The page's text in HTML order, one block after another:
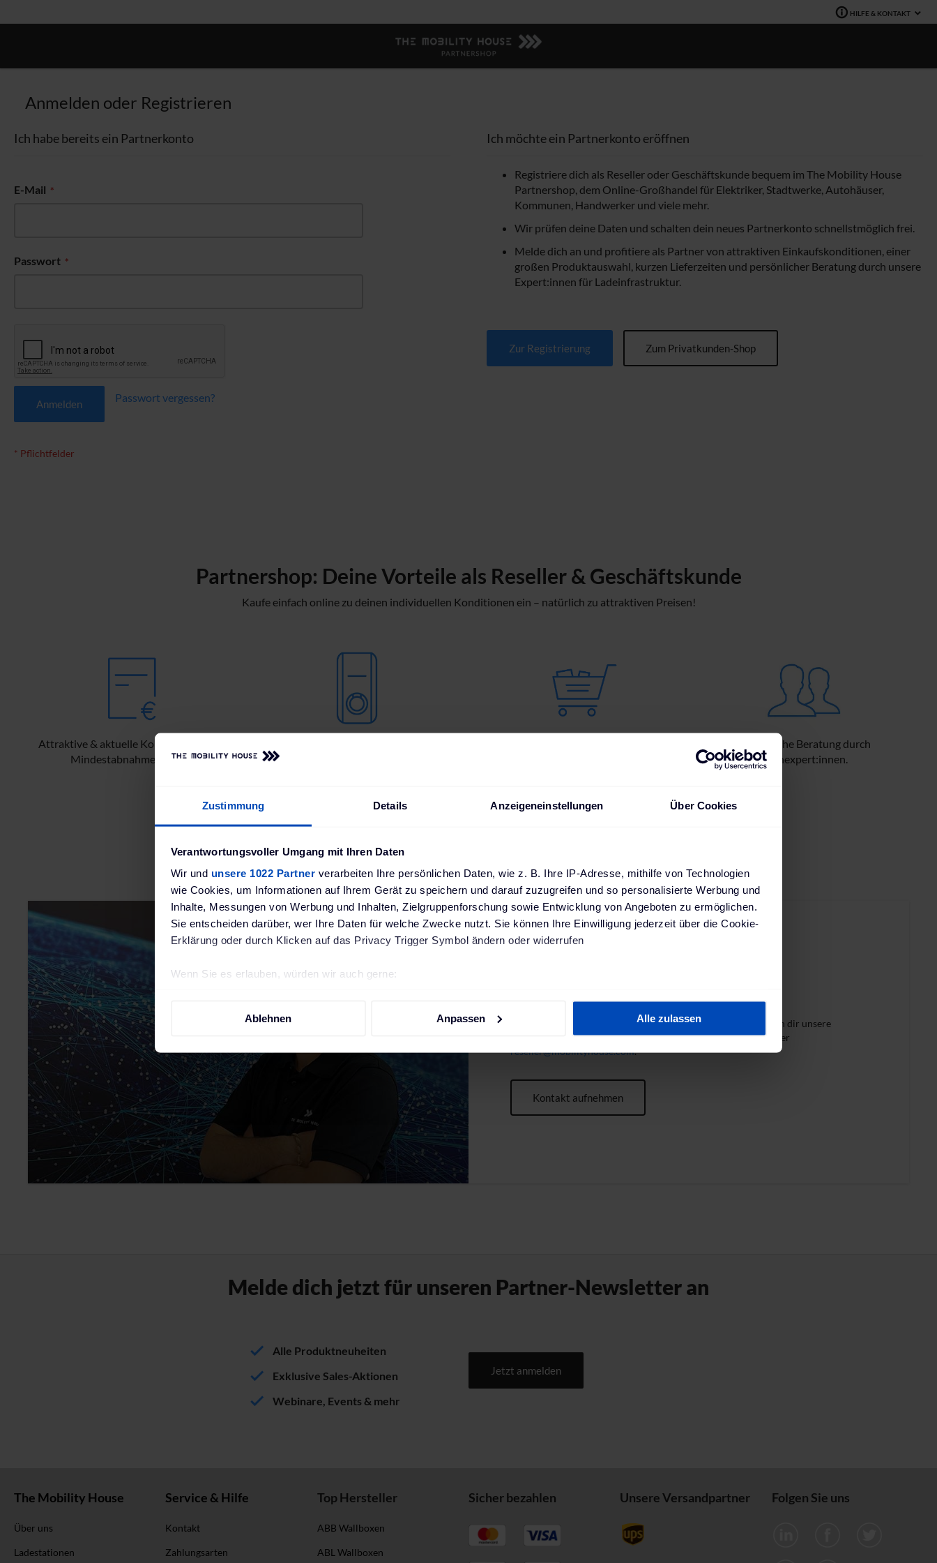
Zustimmung Details Anzeigeneinstellungen Über Cookies
Verantwortungsvoller Umgang mit Ihren Daten
Wir und unsere 1022 Partner verarbeiten Ihre persönlichen Daten, wie z. B. Ihre IP-Adresse, mithilfe von Technologien
wie Cookies, um Informationen auf Ihrem Gerät zu speichern und darauf zuzugreifen und so personalisierte Werbung und
Inhalte, Messungen von Werbung und Inhalten, Zielgruppenforschung sowie Entwicklung von Angeboten zu ermöglichen.
Sie entscheiden darüber, wer Ihre Daten für welche Zwecke nutzt. Sie können Ihre Einwilligung jederzeit über die Cookie-
Erklärung oder durch Klicken auf das Privacy Trigger Symbol ändern oder widerrufen
Wenn Sie es erlauben, würden wir auch gerne:
Wir verwenden Cookies, um Inhalte und Anzeigen zu personalisieren, Funktionen für soziale Medien anbieten zu können
und die Zugriffe auf unsere Website zu analysieren. Außerdem geben wir Informationen zu Ihrer Verwendung unserer
Website an unsere Partner für soziale Medien, Werbung und Analysen weiter. Unsere Partner führen diese Informationen
möglicherweise mit weiteren Daten zusammen, die du ihnen bereitgestellt hast oder die sie im Rahmen deiner Nutzung
der Dienste gesammelt haben. Weitere Informationen findest du in unserer
Impressum
Ablehnen Anpassen Alle zulassen
HILFE & KONTAKT
Anmelden oder Registrieren
Ich habe bereits ein Partnerkonto
E-Mail
Passwort
Anmelden Passwort vergessen?
Ich möchte ein Partnerkonto eröffnen
Registriere dich als Reseller oder Geschäftskunde bequem im The Mobility House
Partnershop, dem Online-Großhandel für Elektriker, Stadtwerke, Autohäuser,
Kommunen, Handwerker und viele mehr.
Wir prüfen deine Daten und schalten dein neues Partnerkonto schnellstmöglich frei.
Melde dich an und profitiere als Partner von attraktiven Einkaufskonditionen, einer
großen Produktauswahl, kurzen Lieferzeiten und persönlicher Beratung durch unsere
Expert:innen für Ladeinfrastruktur.
Zur Registrierung Zum Privatkunden-Shop
Partnershop: Deine Vorteile als Reseller & Geschäftskunde
Kaufe einfach online zu deinen individuellen Konditionen ein – natürlich zu attraktiven Preisen!
Attraktive & aktuelle Konditionen ohne
Mindestabnahmemengen.
Persönliche Beratung durch
Fachexpert:innen.
Neues Partnerkonto eröffnen
Der persönliche Kontakt liegt uns am Herzen. Bei Fragen stehen dir unsere
kompetenten Expert:innen gerne zur Seite. Kontaktiere uns unter
reseller@mobilityhouse.com.
Kontakt aufnehmen
Melde dich jetzt für unseren Partner-Newsletter an
Alle Produktneuheiten
Exklusive Sales-Aktionen
Webinare, Events & mehr
Jetzt anmelden
The Mobility House
Über uns
Ladestationen
Service & Hilfe
Kontakt
Zahlungsarten
Top Hersteller
ABB Wallboxen
ABL Wallboxen
Sicher bezahlen Unsere Versandpartner Folgen Sie uns